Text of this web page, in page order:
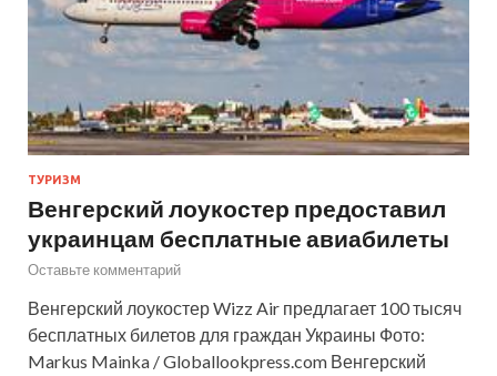
ТУРИЗМ
Венгерский лоукостер предоставил
украинцам бесплатные авиабилеты
Оставьте комментарий
Венгерский лоукостер Wizz Air предлагает 100 тысяч
бесплатных билетов для граждан Украины Фото:
Markus Mainka / Globallookpress.com Венгерский